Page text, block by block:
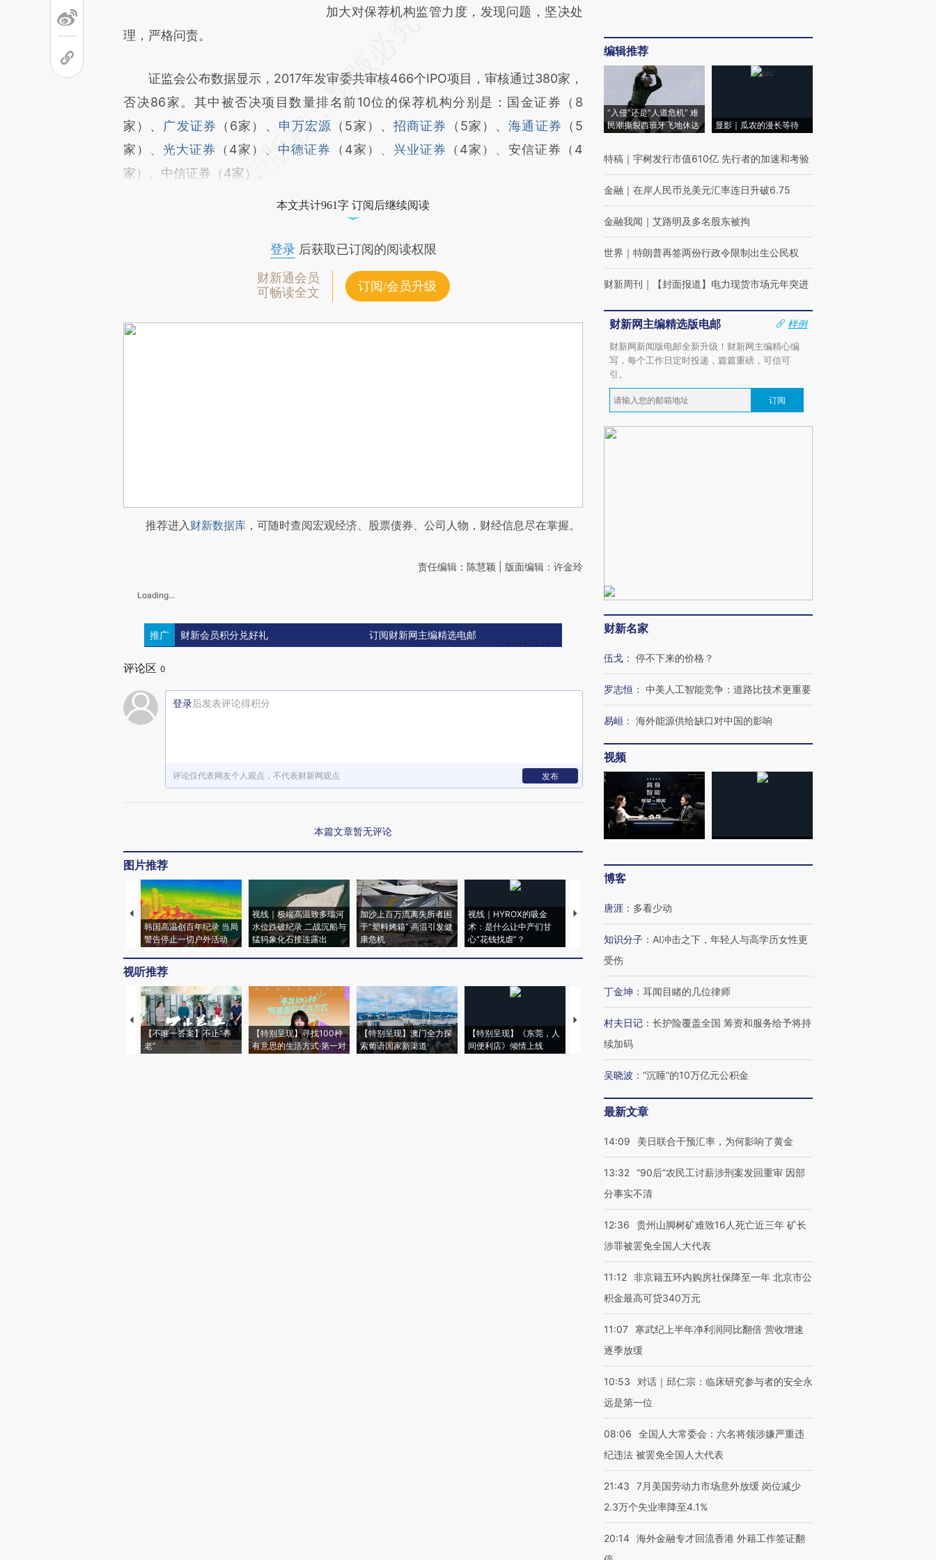
加大对保荐机构监管力度，发现问题，坚决处
理，严格问责。
证监会公布数据显示，2017年发审委共审核466个IPO项目，审核通过380家，
否决86家。其中被否决项目数量排名前10位的保荐机构分别是：国金证券（8
家）、 广发证券 （6家）、 申万宏源 （5家）、招商证券 （5家）、海通证券 （5
家）、光大证券 （4家）、 中德证券 （4家）、 兴业证券 （4家）、安信证券（4
家）、中信证券（4家）。
本文共计961字 订阅后继续阅读
登录后获取已订阅的阅读权限
财新通会员
可畅读全文
订阅/会员升级
推荐进入财新数据库 ，可随时查阅宏观经济、股票债券、公司人物，财经信息尽在掌握。
责任编辑：陈慧颖 | 版面编辑：许金玲
Loading...
推广 财新会员积分兑好礼 订阅财新网主编精选电邮
评论区 0
登录后发表评论得积分
评论仅代表网友个人观点，不代表财新网观点 发布
本篇文章暂无评论
图片推荐
韩国高温创百年纪录 当局
警告停止一切户外活动
视线｜极端高温致多瑙河
水位跌破纪录 二战沉船与
猛犸象化石接连露出
加沙上百万流离失所者困
于“塑料烤箱” 高温引发健
康危机
视线｜HYROX的吸金
术：是什么让中产们甘
心“花钱找虐”？
马航飞行员跨国走私7万
粒摇头丸 尿检体内含3种
度Z世代 用街头抗争将教
育部长拱下台
机”？难民潮撕裂西班牙
飞地休达
视听推荐
【不唯一答案】不止“养
老”
【特别呈现】寻找100种
有意思的生活方式·第一对
【特别呈现】澳门全力探
索葡语国家新渠道
【特别呈现】《东莞，人
间便利店》倾情上线
【推广】走进第四届链博
【商旅对话】华住集团
编辑推荐
“入侵”还是“人道危机” 难
民潮撕裂西班牙飞地休达
显影｜瓜农的漫长等待
特稿 ｜ 宇树发行市值610亿 先行者的加速和考验
金融 ｜ 在岸人民币兑美元汇率连日升破6.75
金融我闻 ｜ 艾路明及多名股东被拘
世界 ｜ 特朗普再签两份行政令限制出生公民权
财新周刊 ｜ 【封面报道】电力现货市场元年突进
财新网主编精选版电邮
样例
财新网新闻版电邮全新升级！财新网主编精心编
写，每个工作日定时投递，篇篇重磅，可信可
引。
订阅
财新名家
伍戈 ： 停不下来的价格？
罗志恒 ： 中美人工智能竞争：道路比技术更重要
易峘 ： 海外能源供给缺口对中国的影响
视频
博客
唐涯 ： 多看少动
知识分子 ： AI冲击之下，年轻人与高学历女性更
受伤
丁金坤 ： 耳闻目睹的几位律师
村夫日记 ： 长护险覆盖全国 筹资和服务给予将持
续加码
吴晓波 ： “沉睡”的10万亿元公积金
最新文章
14:09 美日联合干预汇率，为何影响了黄金
13:32 “90后”农民工讨薪涉刑案发回重审 因部
分事实不清
12:36
贵州山脚树矿难致16人死亡近三年 矿长
涉罪被罢免全国人大代表
11:12 非京籍五环内购房社保降至一年 北京市公
积金最高可贷340万元
11:07
寒武纪上半年净利润同比翻倍 营收增速
逐季放缓
10:53
对话｜邱仁宗：临床研究参与者的安全永
远是第一位
08:06
全国人大常委会：六名将领涉嫌严重违
纪违法 被罢免全国人大代表
21:43
7月美国劳动力市场意外放缓 岗位减少
2.3万个失业率降至4.1%
20:14 海外金融专才回流香港 外籍工作签证翻